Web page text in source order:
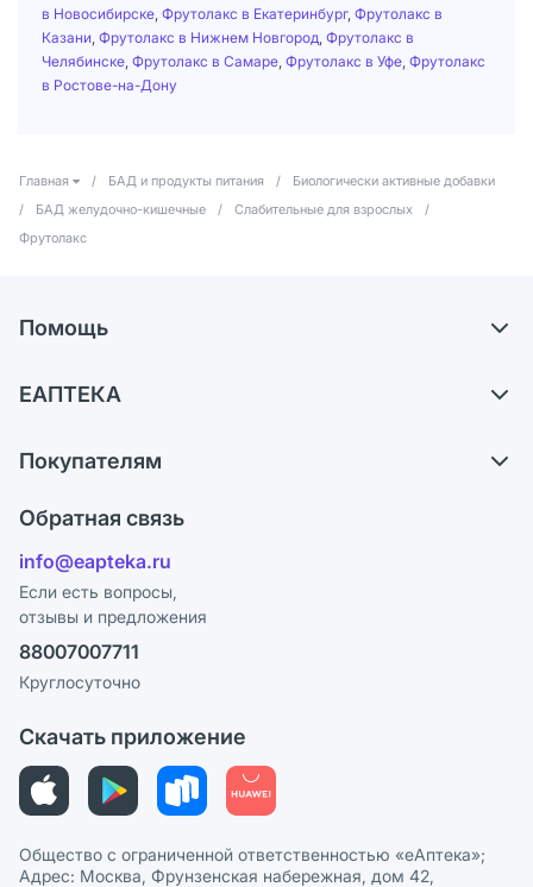
в Новосибирске Фрутолакс в Екатеринбург, Фрутолакс в
Казани Фрутолакс в Нижнем Новгород Фрутолакс в
Челябинске Фрутолакс в Самаре Фрутолакс в Уфе Фрутолакс
в Ростове-на-Дону
Главная / БАД и продукты питания /
Биологически активные добавки
/
БАД желудочно-кишечные / Слабительные для взрослых
/
Фрутолакс
Помощь
Самовывоз из аптек
Ответы на вопросы
Блог
ЕАПТЕКА
Карьера
Поставщики
Лицензия
Реклама на сайте
Ваши товары на ЕАПТЕКЕ
Покупателям
Программа СберСпасибо
Политика конфиденциальности
Пользовательское соглашение
Политика рекомендаций
Этика и соответствие
Политика в отношении обработки персональных данных
Обратная связь
info@eapteka.ru
Если есть вопросы,
отзывы и предложения
88007007711
Круглосуточно
Скачать приложение
Общество с ограниченной ответственностью «еАптека»;
Адрес: Москва, Фрунзенская набережная, дом 42,